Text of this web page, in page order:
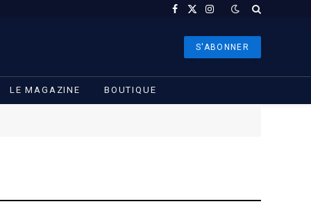
Facebook
X
Instagram
S'ABONNER
LE MAGAZINE BOUTIQUE